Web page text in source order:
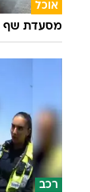
אוכל
מסעדת שף
רכב